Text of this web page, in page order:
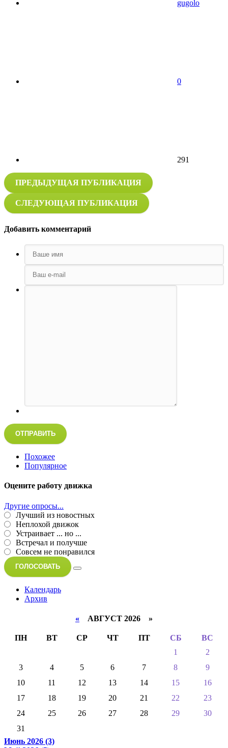
gugolo
0
291
ПРЕДЫДУЩАЯ ПУБЛИКАЦИЯ
СЛЕДУЮЩАЯ ПУБЛИКАЦИЯ
Добавить комментарий
ОТПРАВИТЬ
Похожее
Популярное
Оцените работу движка
Другие опросы...
Лучший из новостных
Неплохой движок
Устраивает ... но ...
Встречал и получше
Совсем не понравился
ГОЛОСОВАТЬ
Календарь
Архив
« АВГУСТ 2026 »
ПН ВТ СР ЧТ ПТ СБ
ВС
1
2
3
4 5 6 7 8
9
10
11 12 13 14 15
16
17
18 19 20 21 22
23
24
25 26 27 28 29
30
31
Июнь 2026 (3)